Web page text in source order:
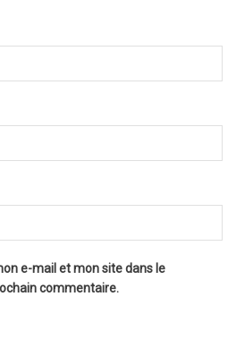
e-mail et mon site dans le
commentaire.